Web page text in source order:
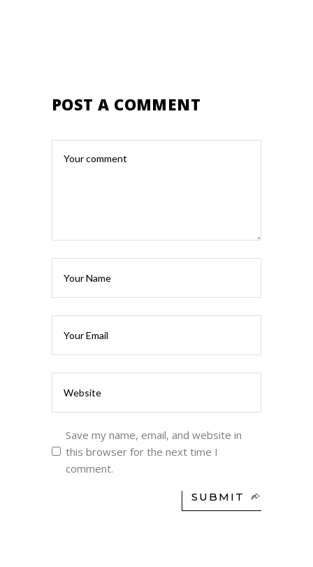
POST A COMMENT
Save my name, email, and website in
this browser for the next time I
comment.
SUBMIT